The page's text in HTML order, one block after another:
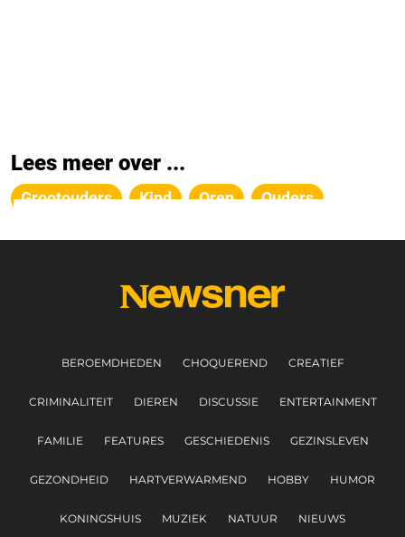
Lees meer over ...
Grootouders Kind Oren Ouders
BEROEMDHEDEN CHOQUEREND CREATIEF
CRIMINALITEIT DIEREN DISCUSSIE ENTERTAINMENT
FAMILIE FEATURES GESCHIEDENIS GEZINSLEVEN
GEZONDHEID HARTVERWARMEND HOBBY HUMOR
KONINGSHUIS MUZIEK NATUUR NIEUWS